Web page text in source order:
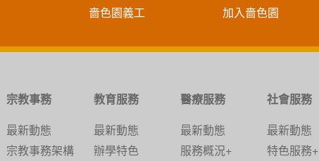
嗇色園義工 加入嗇色園
宗教事務
最新動態
宗教事務架構
教育服務
最新動態
辦學特色
醫療服務
最新動態
服務概況+
社會服務
最新動態
特色服務+